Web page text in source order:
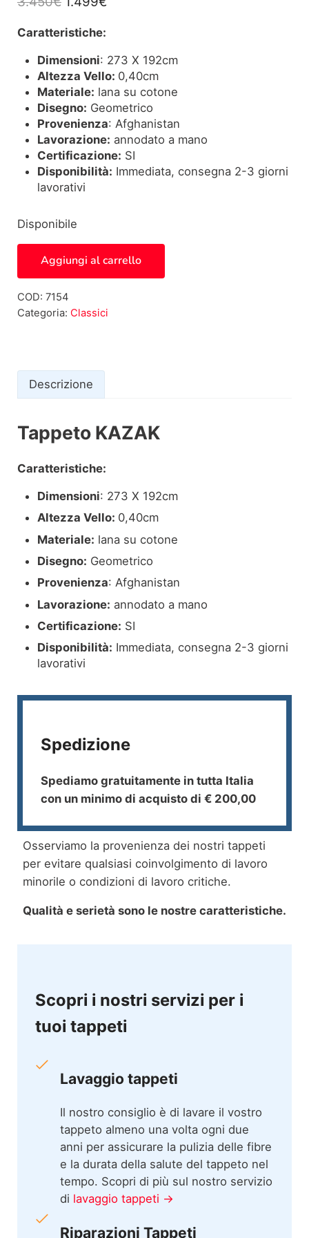
Caratteristiche:
Dimensioni: 273 X 192cm
Altezza Vello: 0,40cm
Materiale: lana su cotone
Disegno: Geometrico
Provenienza: Afghanistan
Lavorazione: annodato a mano
Certificazione: SI
Disponibilità: Immediata, consegna 2-3 giorni
lavorativi
Disponibile
Aggiungi al carrello
COD: 7154
Categoria: Classici
Descrizione
Descrizione
Tappeto KAZAK
Caratteristiche:
Dimensioni: 273 X 192cm
Altezza Vello: 0,40cm
Materiale: lana su cotone
Disegno: Geometrico
Provenienza: Afghanistan
Lavorazione: annodato a mano
Certificazione: SI
Disponibilità: Immediata, consegna 2-3 giorni
lavorativi
Spedizione
Spediamo gratuitamente in tutta Italia
con un minimo di acquisto di € 200,00
Osserviamo la provenienza dei nostri tappeti
per evitare qualsiasi coinvolgimento di lavoro
minorile o condizioni di lavoro critiche.
Qualità e serietà sono le nostre caratteristiche.
Scopri i nostri servizi per i
tuoi tappeti
Lavaggio tappeti
Il nostro consiglio è di lavare il vostro
tappeto almeno una volta ogni due
anni per assicurare la pulizia delle fibre
e la durata della salute del tappeto nel
tempo. Scopri di più sul nostro servizio
di lavaggio tappeti →
Riparazioni Tappeti